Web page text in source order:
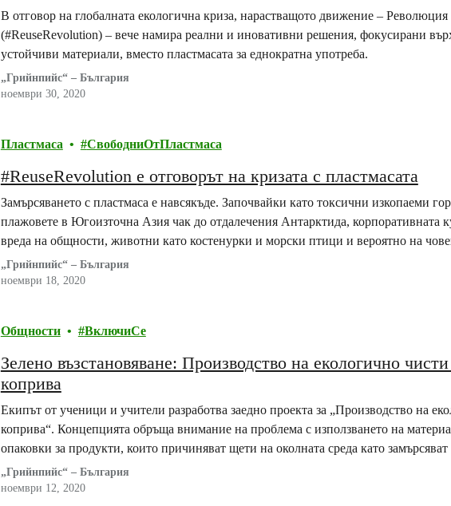
В отговор на глобалната екологична криза, нарастващото движение – Революция
(#ReuseRevolution) – вече намира реални и иновативни решения, фокусирани
устойчиви материали, вместо пластмасата за еднократна употреба.
„Грийнпийс“ – България
ноември 30, 2020
Пластмаса СвободниОтПластмаса
#ReuseRevolution е отговорът на кризата с пластмасата
Замърсяването с пластмаса е навсякъде. Започвайки като токсични изкопаеми
плажовете в Югоизточна Азия чак до отдалечения Антарктида, корпоративната
вреда на общности, животни като костенурки и морски птици и вероятно на
„Грийнпийс“ – България
ноември 18, 2020
Общности ВключиСе
Зелено възстановяване: Производство на екологично
коприва
Екипът от ученици и учители разработва заедно проекта за „Производство на
коприва“. Концепцията обръща внимание на проблема с използването на
опаковки за продукти, които причиняват щети на околната среда като
негативно влияние върху нея и здравето на хората.
„Грийнпийс“ – България
ноември 12, 2020